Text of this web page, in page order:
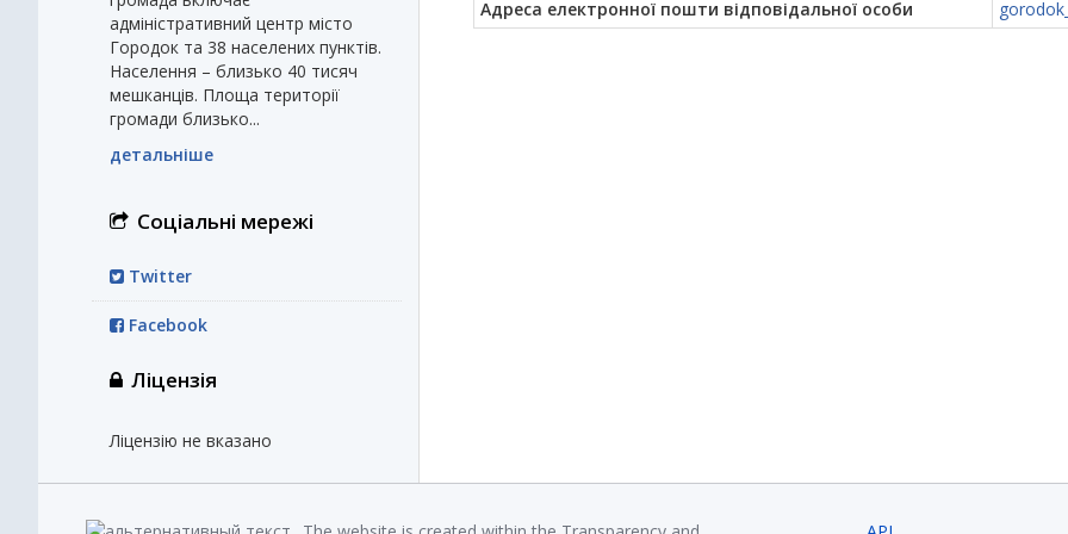
адміністративний центр місто
Городок та 38 населених пунктів.
Населення – близько 40 тисяч
мешканців. Площа території
громади близько...
детальніше
Соціальні мережі
Twitter
Facebook
Ліцензія
Ліцензію не вказано
Адреса електронної пошти відповідальної особи